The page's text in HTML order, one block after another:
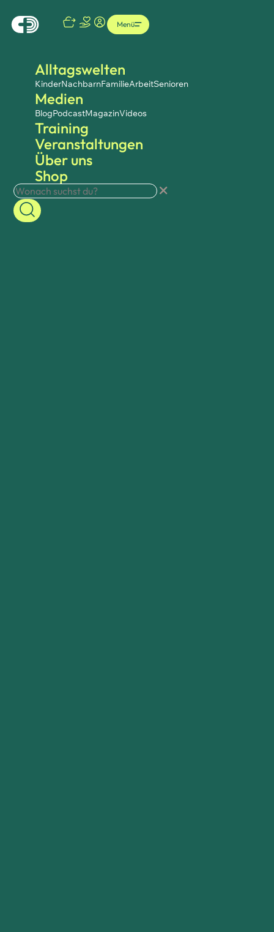
Alltagswelten
KinderNachbarnFamilieArbeitSenioren
Medien
BlogPodcastMagazinVideos
Training
Veranstaltungen
Über uns
Shop
Menü